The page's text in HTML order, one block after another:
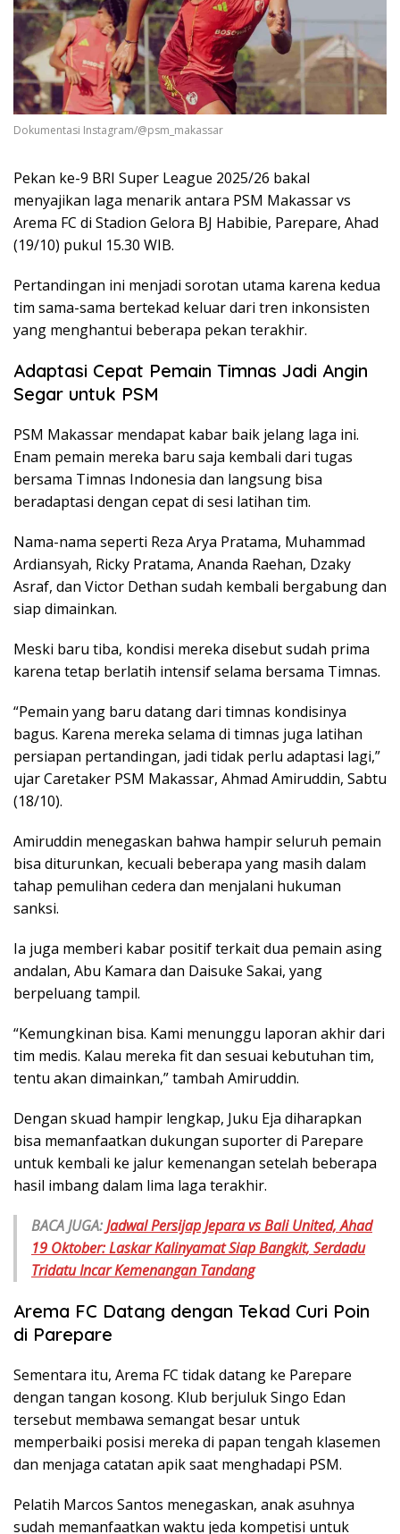
Dokumentasi Instagram/@psm_makassar
Pekan ke-9 BRI Super League 2025/26 bakal
menyajikan laga menarik antara PSM Makassar vs
Arema FC di Stadion Gelora BJ Habibie, Parepare, Ahad
(19/10) pukul 15.30 WIB.
Pertandingan ini menjadi sorotan utama karena kedua
tim sama-sama bertekad keluar dari tren inkonsisten
yang menghantui beberapa pekan terakhir.
Adaptasi Cepat Pemain Timnas Jadi Angin
Segar untuk PSM
PSM Makassar mendapat kabar baik jelang laga ini.
Enam pemain mereka baru saja kembali dari tugas
bersama Timnas Indonesia dan langsung bisa
beradaptasi dengan cepat di sesi latihan tim.
Nama-nama seperti Reza Arya Pratama, Muhammad
Ardiansyah, Ricky Pratama, Ananda Raehan, Dzaky
Asraf, dan Victor Dethan sudah kembali bergabung dan
siap dimainkan.
Meski baru tiba, kondisi mereka disebut sudah prima
karena tetap berlatih intensif selama bersama Timnas.
“Pemain yang baru datang dari timnas kondisinya
bagus. Karena mereka selama di timnas juga latihan
persiapan pertandingan, jadi tidak perlu adaptasi lagi,”
ujar Caretaker PSM Makassar, Ahmad Amiruddin, Sabtu
(18/10).
Amiruddin menegaskan bahwa hampir seluruh pemain
bisa diturunkan, kecuali beberapa yang masih dalam
tahap pemulihan cedera dan menjalani hukuman
sanksi.
Ia juga memberi kabar positif terkait dua pemain asing
andalan, Abu Kamara dan Daisuke Sakai, yang
berpeluang tampil.
“Kemungkinan bisa. Kami menunggu laporan akhir dari
tim medis. Kalau mereka fit dan sesuai kebutuhan tim,
tentu akan dimainkan,” tambah Amiruddin.
Dengan skuad hampir lengkap, Juku Eja diharapkan
bisa memanfaatkan dukungan suporter di Parepare
untuk kembali ke jalur kemenangan setelah beberapa
hasil imbang dalam lima laga terakhir.
BACA JUGA:Jadwal Persijap Jepara vs Bali United, Ahad
19 Oktober: Laskar Kalinyamat Siap Bangkit, Serdadu
Tridatu Incar Kemenangan Tandang
Arema FC Datang dengan Tekad Curi Poin
di Parepare
Sementara itu, Arema FC tidak datang ke Parepare
dengan tangan kosong. Klub berjuluk Singo Edan
tersebut membawa semangat besar untuk
memperbaiki posisi mereka di papan tengah klasemen
dan menjaga catatan apik saat menghadapi PSM.
Pelatih Marcos Santos menegaskan, anak asuhnya
sudah memanfaatkan waktu jeda kompetisi untuk